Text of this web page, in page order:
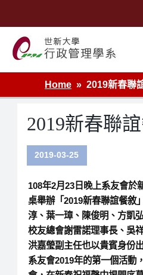
世新大學行政管理學系網站
Home
2019新春聯
2019新春聯
2019-03-25
108年2月23日晚上系友會於
桌舉辦「2019新春聯誼餐敘
淳、葉一璋、陳俊明、方凱
校友總會謝雷諾理事長、吳
洪嘉瑩副主任也以貴賓身份
系友會2019年的第一個活動